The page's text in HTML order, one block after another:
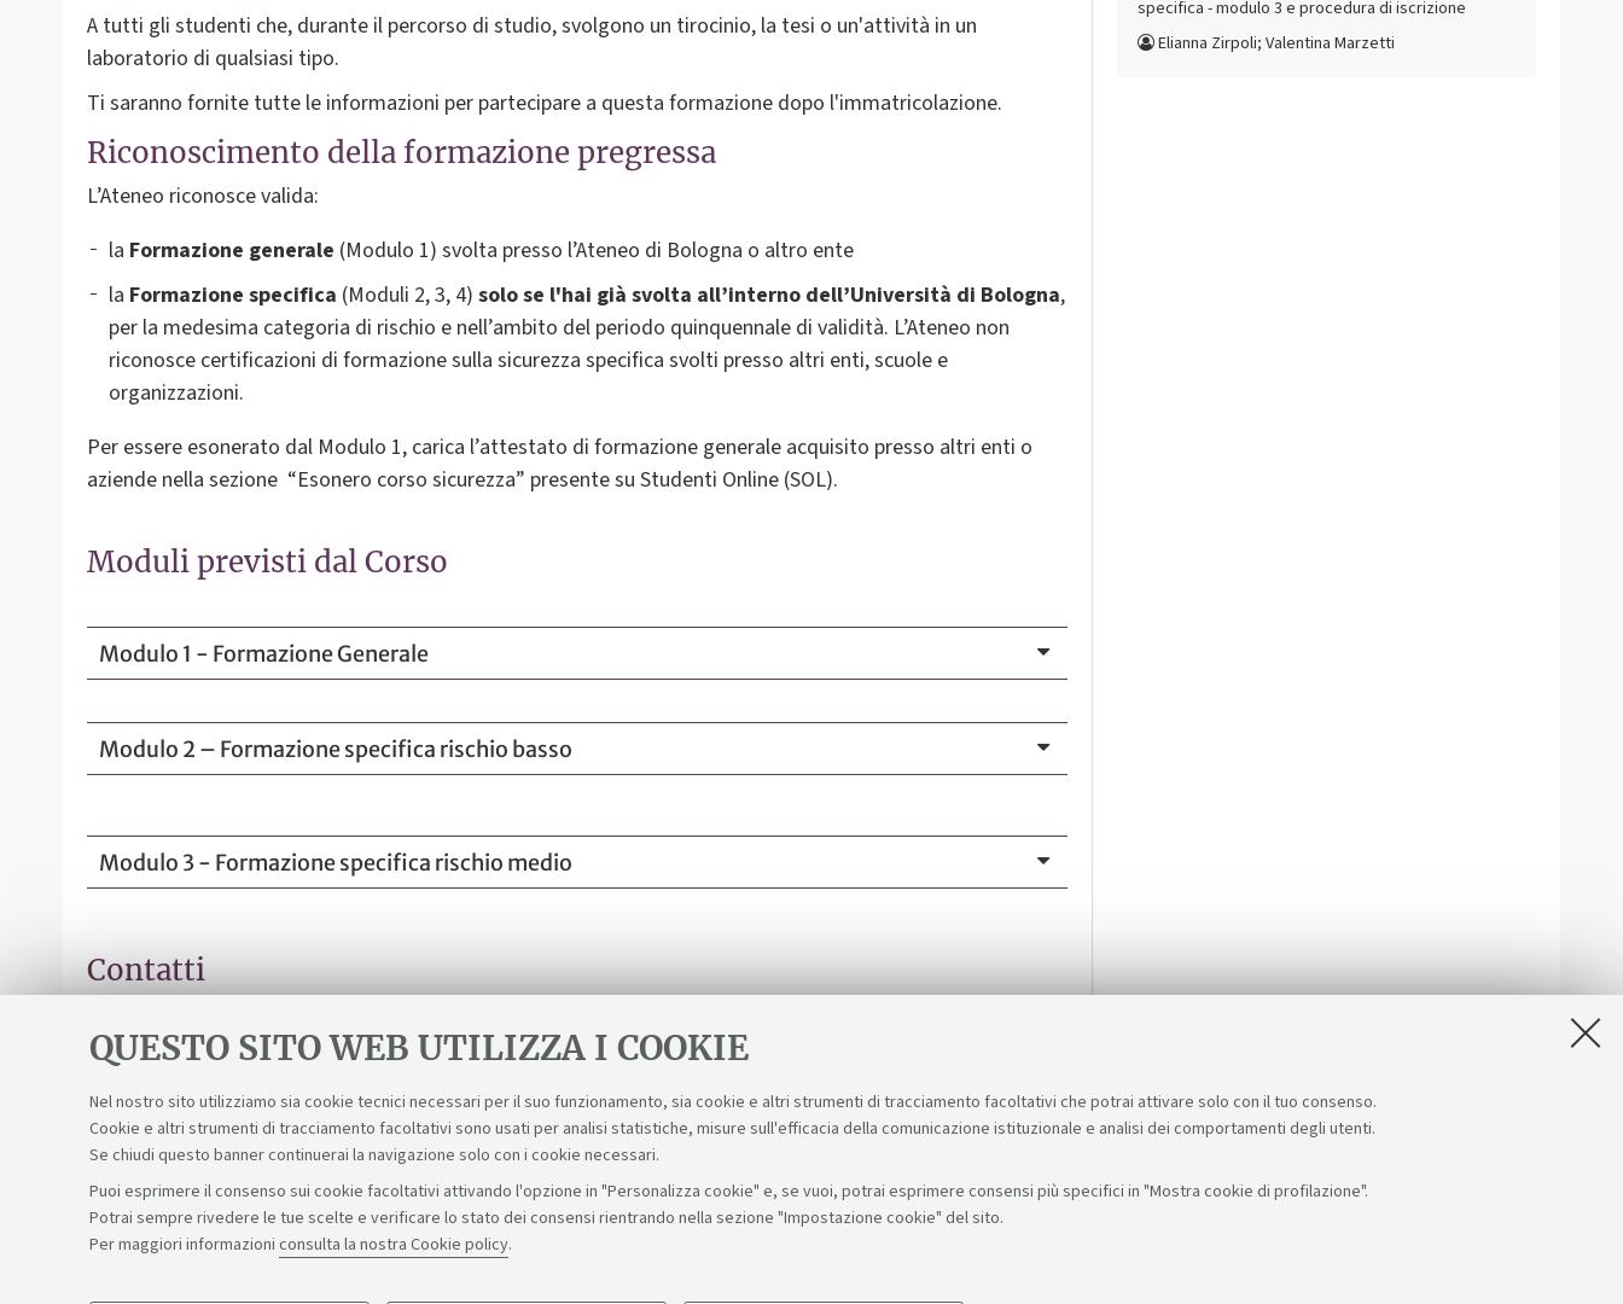
QUESTO SITO WEB UTILIZZA I COOKIE
Nel nostro sito utilizziamo sia cookie tecnici necessari per il suo funzionamento, sia cookie e altri strumenti di tracciamento facoltativi che potrai attivare solo con il tuo consenso.
Cookie e altri strumenti di tracciamento facoltativi sono usati per analisi statistiche, misure sull'efficacia della comunicazione istituzionale e analisi dei comportamenti degli utenti.
Se chiudi questo banner continuerai la navigazione solo con i cookie necessari.
Puoi esprimere il consenso sui cookie facoltativi attivando l'opzione in "Personalizza cookie" e, se vuoi, potrai esprimere consensi più specifici in "Mostra cookie di profilazione".
Potrai sempre rivedere le tue scelte e verificare lo stato dei consensi rientrando nella sezione "Impostazione cookie" del sito.
Per maggiori informazioni consulta la nostra Cookie policy.
A tutti gli studenti che, durante il percorso di studio, svolgono un tirocinio, la tesi o un'attività in un
laboratorio di qualsiasi tipo.
Ti saranno fornite tutte le informazioni per partecipare a questa formazione dopo l'immatricolazione.
Riconoscimento della formazione pregressa
L’Ateneo riconosce valida:
la Formazione generale (Modulo 1) svolta presso l’Ateneo di Bologna o altro ente
la Formazione specifica (Moduli 2, 3, 4) solo se l'hai già svolta all’interno dell’Università di Bologna,
per la medesima categoria di rischio e nell’ambito del periodo quinquennale di validità. L’Ateneo non
riconosce certificazioni di formazione sulla sicurezza specifica svolti presso altri enti, scuole e
organizzazioni.
Per essere esonerato dal Modulo 1, carica l’attestato di formazione generale acquisito presso altri enti o
aziende nella sezione “Esonero corso sicurezza” presente su Studenti Online (SOL).
Moduli previsti dal Corso
Modulo 1 - Formazione Generale
Modulo 2 – Formazione specifica rischio basso
Modulo 3 - Formazione specifica rischio medio
Contatti
Chiedi informazionisulle iscrizioni ai Moduli a:scienzenavile.sicurezza@unibo.it
specifica - modulo 3 e procedura di iscrizione
Elianna Zirpoli; Valentina Marzetti
Sosteniamo il diritto alla conoscenza